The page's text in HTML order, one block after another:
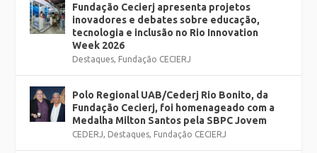
Fundação Cecierj apresenta projetos
inovadores e debates sobre educação,
tecnologia e inclusão no Rio Innovation
Week 2026
Destaques, Fundação CECIERJ
Polo Regional UAB/Cederj Rio Bonito, da
Fundação Cecierj, foi homenageado com a
Medalha Milton Santos pela SBPC Jovem
CEDERJ, Destaques, Fundação CECIERJ